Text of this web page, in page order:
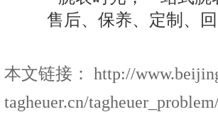
本文链接： http://
tagheuer.cn/